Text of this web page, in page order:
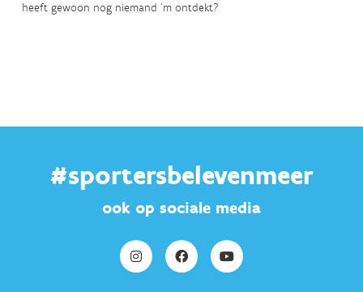
heeft gewoon nog niemand ‘m ontdekt?
#sportersbelevenmeer
ook op sociale media